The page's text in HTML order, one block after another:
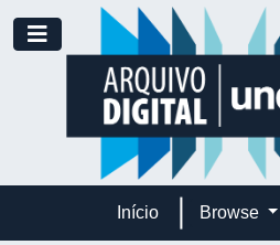
Skip to main content
Toggle navigation
Início Browse